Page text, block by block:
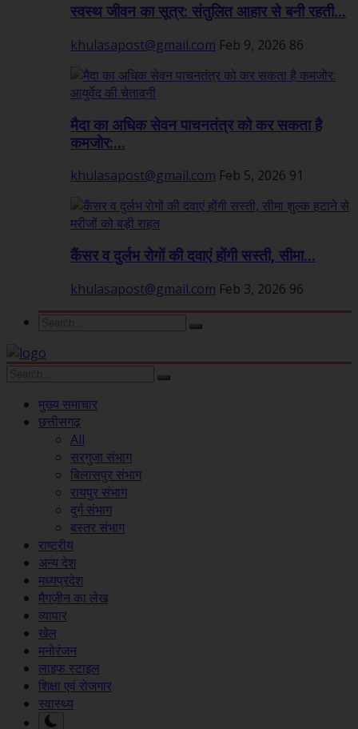
स्वस्थ जीवन का सूत्र: संतुलित आहार से बनी रहती...
khulasapost@gmail.com Feb 9, 2026 86
मैदा का अधिक सेवन पाचनतंत्र को कर सकता है
कमजोर:...
khulasapost@gmail.com Feb 5, 2026 91
कैंसर व दुर्लभ रोगों की दवाएं होंगी सस्ती, सीमा...
khulasapost@gmail.com Feb 3, 2026 96
मुख्य समाचार
छत्तीसगढ़
All
सरगुजा संभाग
बिलासपुर संभाग
रायपुर संभाग
दुर्ग संभाग
बस्तर संभाग
राष्ट्रीय
अन्य देश
मध्यप्रदेश
मैगज़ीन का लेख
व्यापार
खेल
मनोरंजन
लाइफ स्टाइल
शिक्षा एवं रोजगार
स्वास्थ्य